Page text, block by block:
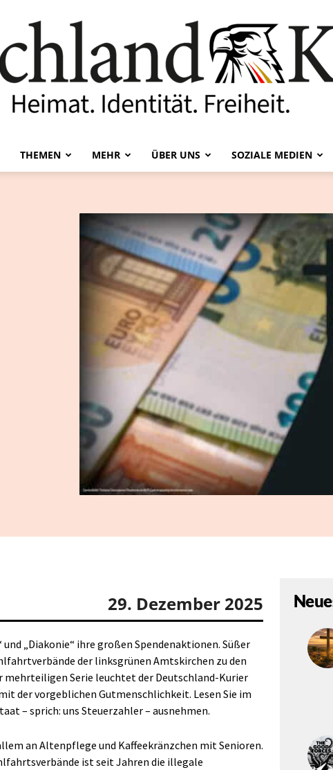
Kurier
THEMEN MEHR ÜBER UNS SOZIALE MEDIEN
29. Dezember 2025
„Diakonie“ ihre großen Spendenaktionen. Süßer
der linksgrünen Amtskirchen zu den
mehrteiligen Serie leuchtet der Deutschland-Kurier
der vorgeblichen Gutmenschlichkeit. Lesen Sie im
– sprich: uns Steuerzahler – ausnehmen.
an Altenpflege und Kaffeekränzchen mit Senioren.
ist seit Jahren die illegale